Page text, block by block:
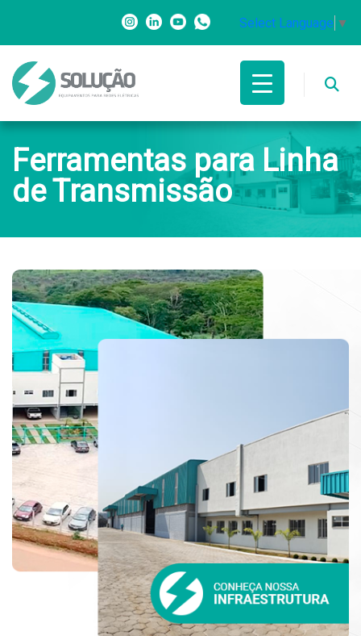
Select Language ▼
Ferramentas para Linha
de Transmissão